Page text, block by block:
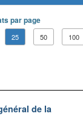
par page
25 50 100
de la